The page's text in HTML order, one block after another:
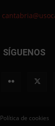
SÍGUENOS
Política de cookies